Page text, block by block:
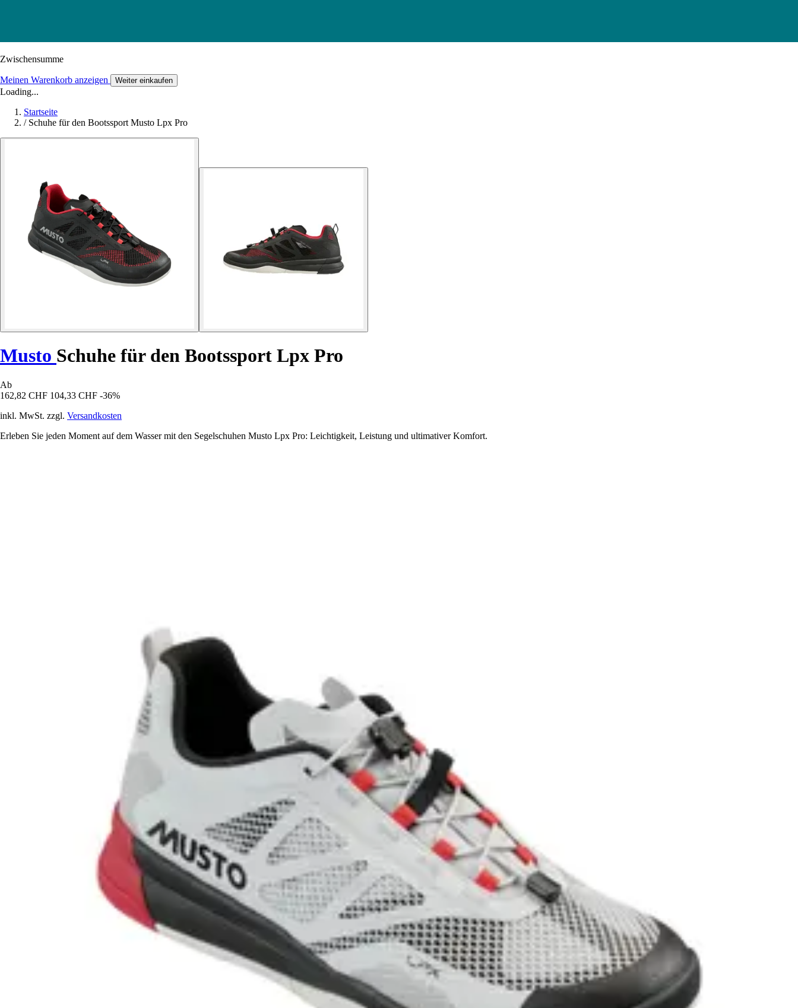
Zwischensumme
Meinen Warenkorb anzeigen Weiter einkaufen
Loading...
Startseite
/ Schuhe für den Bootssport Musto Lpx Pro
Musto Schuhe für den Bootssport Lpx Pro
Ab
162,82 CHF 104,33 CHF -36%
inkl. MwSt. zzgl. Versandkosten
Erleben Sie jeden Moment auf dem Wasser mit den Segelschuhen Musto Lpx Pro: Leichtigkeit, Leistung und ultimativer Komfort.